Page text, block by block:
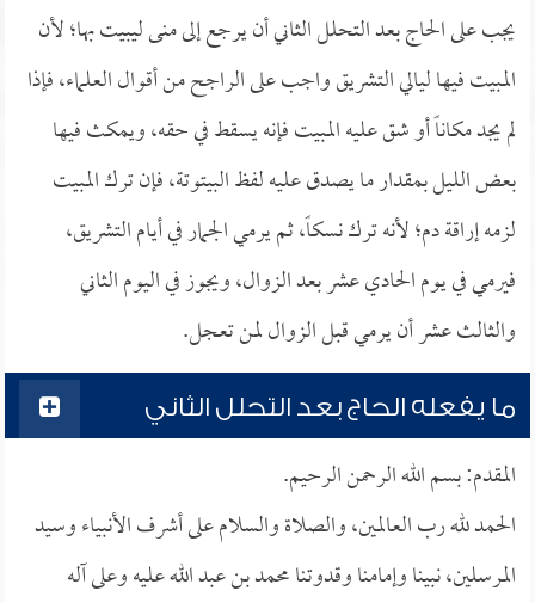
يجب على الحاج بعد التحلل الثاني أن يرجع إلى منى ليبيت بها؛ لأن
المبيت فيها ليالي التشريق واجب على الراجح من أقوال العلماء، فإذا
لم يجد مكاناً أو شق عليه المبيت فإنه يسقط في حقه، ويمكث فيها
بعض الليل بمقدار ما يصدق عليه لفظ البيتوتة، فإن ترك المبيت
لزمه إراقة دم؛ لأنه ترك نسكاً، ثم يرمي الجمار في أيام التشريق،
فيرمي في يوم الحادي عشر بعد الزوال، ويجوز في اليوم الثاني
والثالث عشر أن يرمي قبل الزوال لمن تعجل.
ما يفعله الحاج بعد التحلل الثاني
المقدم: بسم الله الرحمن الرحيم.
الحمد لله رب العالمين، والصلاة والسلام على أشرف الأنبياء وسيد
المرسلين، نبينا وإمامنا وقدوتنا محمد بن عبد الله عليه وعلى آله